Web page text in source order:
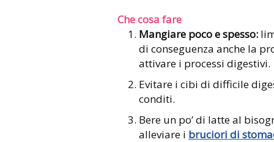
Che cosa fare
Mangiare poco e spesso:
di conseguenza anche la
attivare i processi digestivi.
Evitare i cibi di difficile
conditi.
Bere un po’ di latte al
alleviare i bruciori di